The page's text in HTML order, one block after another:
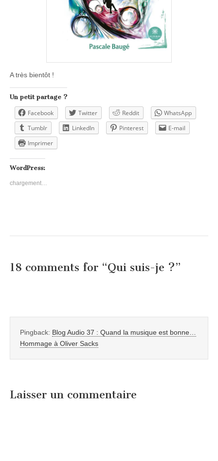
A très bientôt !
Un petit partage ?
Facebook Twitter Reddit
WhatsApp
Tumblr
LinkedIn Pinterest
E-mail
Imprimer
WordPress:
chargement…
18 comments for “Qui suis-je ?”
Pingback: Blog Audio 37 : Quand la musique est bonne…
Hommage à Oliver Sacks
Laisser un commentaire